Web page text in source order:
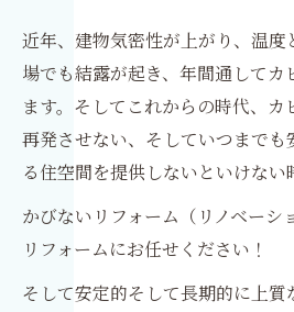
近年、建物気密性が上がり、温度
場でも結露が起き、年間通してカ
ます。そしてこれからの時代、カ
再発させない、そしていつまでも
る住空間を提供しないといけない
かびないリフォーム（リノベーシ
リフォームにお任せください！
そして安定的そして長期的に上質